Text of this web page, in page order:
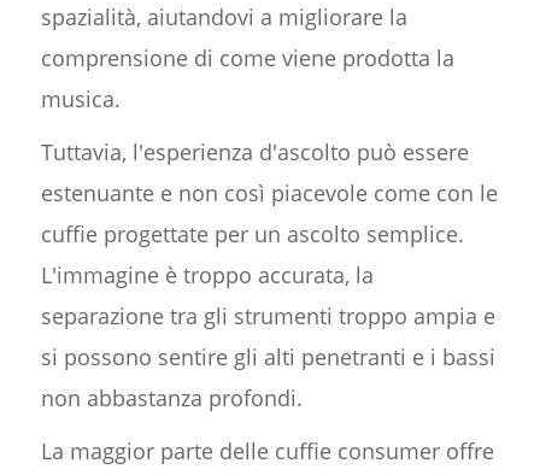
spazialità, aiutandovi a migliorare la
comprensione di come viene prodotta la
musica.
Tuttavia, l'esperienza d'ascolto può essere
estenuante e non così piacevole come con le
cuffie progettate per un ascolto semplice.
L'immagine è troppo accurata, la
separazione tra gli strumenti troppo ampia e
si possono sentire gli alti penetranti e i bassi
non abbastanza profondi.
La maggior parte delle cuffie consumer offre